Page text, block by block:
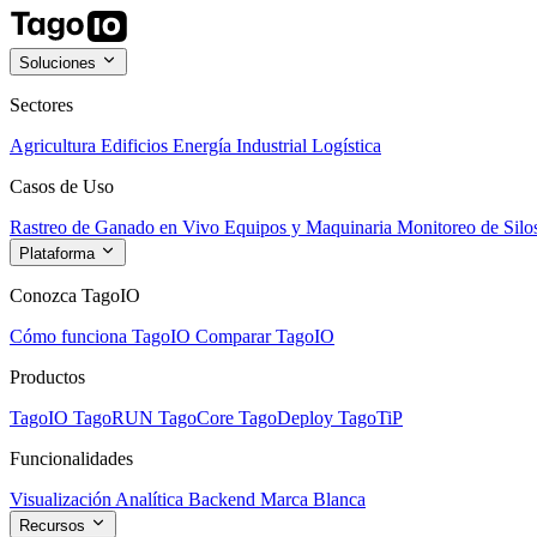
Soluciones
Sectores
Agricultura Edificios Energía Industrial Logística
Casos de Uso
Rastreo de Ganado en Vivo Equipos y Maquinaria Monitoreo de
Plataforma
Conozca TagoIO
Cómo funciona TagoIO Comparar TagoIO
Productos
TagoIO TagoRUN TagoCore TagoDeploy TagoTiP
Funcionalidades
Visualización Analítica Backend Marca Blanca
Recursos